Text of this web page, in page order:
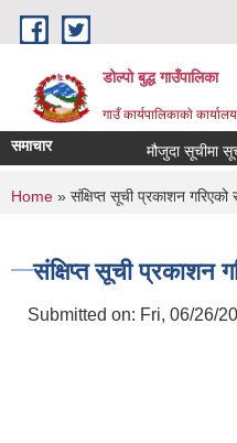
Skip to main content
डोल्पो बुद्ध गाउँपालिका
गाउँ कार्यपालिकाकाे
समाचार मौजुदा सूचीमा
You are here
Home » संक्षिप्त सूची प्रकाशन गरिएको
संक्षिप्त सूची प्रकाशन
Submitted on: Fri, 06/26/